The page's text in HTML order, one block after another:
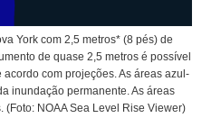
York com 2,5 metros* (8 pés) de
de quase 2,5 metros é possível
com projeções. As áreas azul-
inundação permanente. As áreas
NOAA Sea Level Rise Viewer)